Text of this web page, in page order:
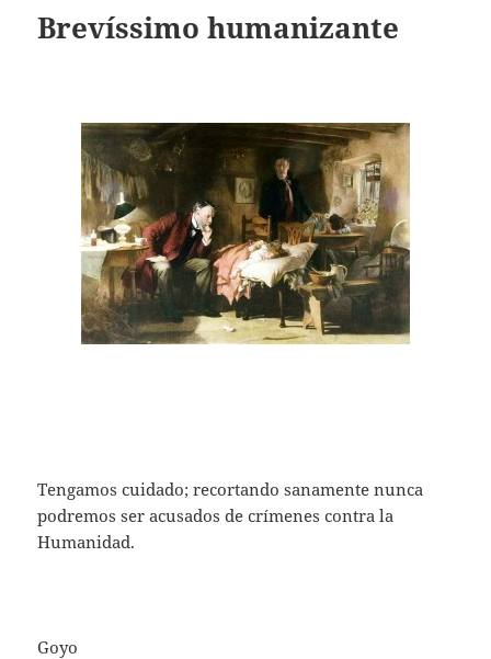
Brevíssimo humanizante
Tengamos cuidado; recortando sanamente nunca
podremos ser acusados de crímenes contra la
Humanidad.
Goyo